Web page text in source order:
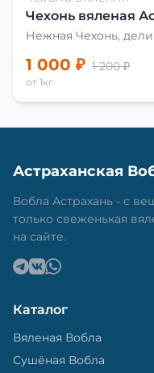
Чехонь вяленая
Нежная Чехонь,
1 000 ₽ 1 200 ₽
от 1кг
Астраханская
Вобла Астрахань - с
только свеженькая
на сайте.
Каталог
Вяленая Вобла
Сушёная Вобла